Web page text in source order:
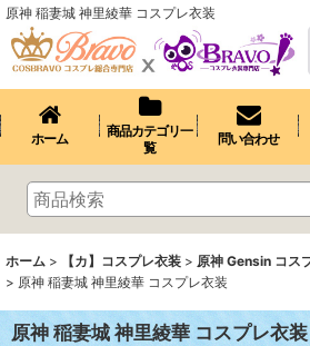
原神 稲妻城 神里綾華 コスプレ衣装
ホーム
商品カテゴリ一
覧
問い合わせ
ホーム > 【カ】コスプレ衣装 > 原神 Gensin コス
> 原神 稲妻城 神里綾華 コスプレ衣装
原神 稲妻城 神里綾華 コスプレ衣装